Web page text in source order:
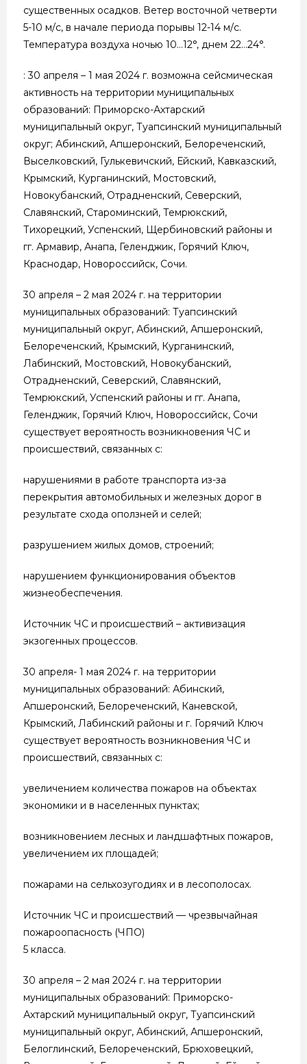
существенных осадков. Ветер восточной четверти
5-10 м/с, в начале периода порывы 12-14 м/с.
Температура воздуха ночью 10…12°, днем 22…24°.
: 30 апреля – 1 мая 2024 г. возможна сейсмическая
активность на территории муниципальных
образований: Приморско-Ахтарский
муниципальный округ, Туапсинский муниципальный
округ; Абинский, Апшеронский, Белореченский,
Выселковский, Гулькевичский, Ейский, Кавказский,
Крымский, Курганинский, Мостовский,
Новокубанский, Отрадненский, Северский,
Славянский, Староминский, Темрюкский,
Тихорецкий, Успенский, Щербиновский районы и
гг. Армавир, Анапа, Геленджик, Горячий Ключ,
Краснодар, Новороссийск, Сочи.
30 апреля – 2 мая 2024 г. на территории
муниципальных образований: Туапсинский
муниципальный округ, Абинский, Апшеронский,
Белореченский, Крымский, Курганинский,
Лабинский, Мостовский, Новокубанский,
Отрадненский, Северский, Славянский,
Темрюкский, Успенский районы и гг. Анапа,
Геленджик, Горячий Ключ, Новороссийск, Сочи
существует вероятность возникновения ЧС и
происшествий, связанных с:
нарушениями в работе транспорта из-за
перекрытия автомобильных и железных дорог в
результате схода оползней и селей;
разрушением жилых домов, строений;
нарушением функционирования объектов
жизнеобеспечения.
Источник ЧС и происшествий – активизация
экзогенных процессов.
30 апреля- 1 мая 2024 г. на территории
муниципальных образований: Абинский,
Апшеронский, Белореченский, Каневской,
Крымский, Лабинский районы и г. Горячий Ключ
существует вероятность возникновения ЧС и
происшествий, связанных с:
увеличением количества пожаров на объектах
экономики и в населенных пунктах;
возникновением лесных и ландшафтных пожаров,
увеличением их площадей;
пожарами на сельхозугодиях и в лесополосах.
Источник ЧС и происшествий — чрезвычайная
пожароопасность (ЧПО)
5 класса.
30 апреля – 2 мая 2024 г. на территории
муниципальных образований: Приморско-
Ахтарский муниципальный округ, Туапсинский
муниципальный округ, Абинский, Апшеронский,
Белоглинский, Белореченский, Брюховецкий,